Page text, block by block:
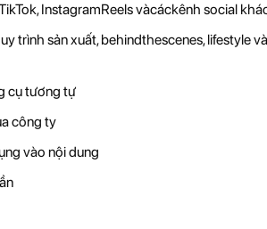
InstagramReels vàcáckênh social
trình sản xuất, behindthescenes, lifestyle
cụ tương tự
công ty
vào nội dung